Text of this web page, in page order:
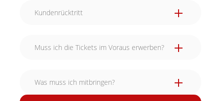
Kundenrücktritt
Muss ich die Tickets im Voraus erwerben?
Was muss ich mitbringen?